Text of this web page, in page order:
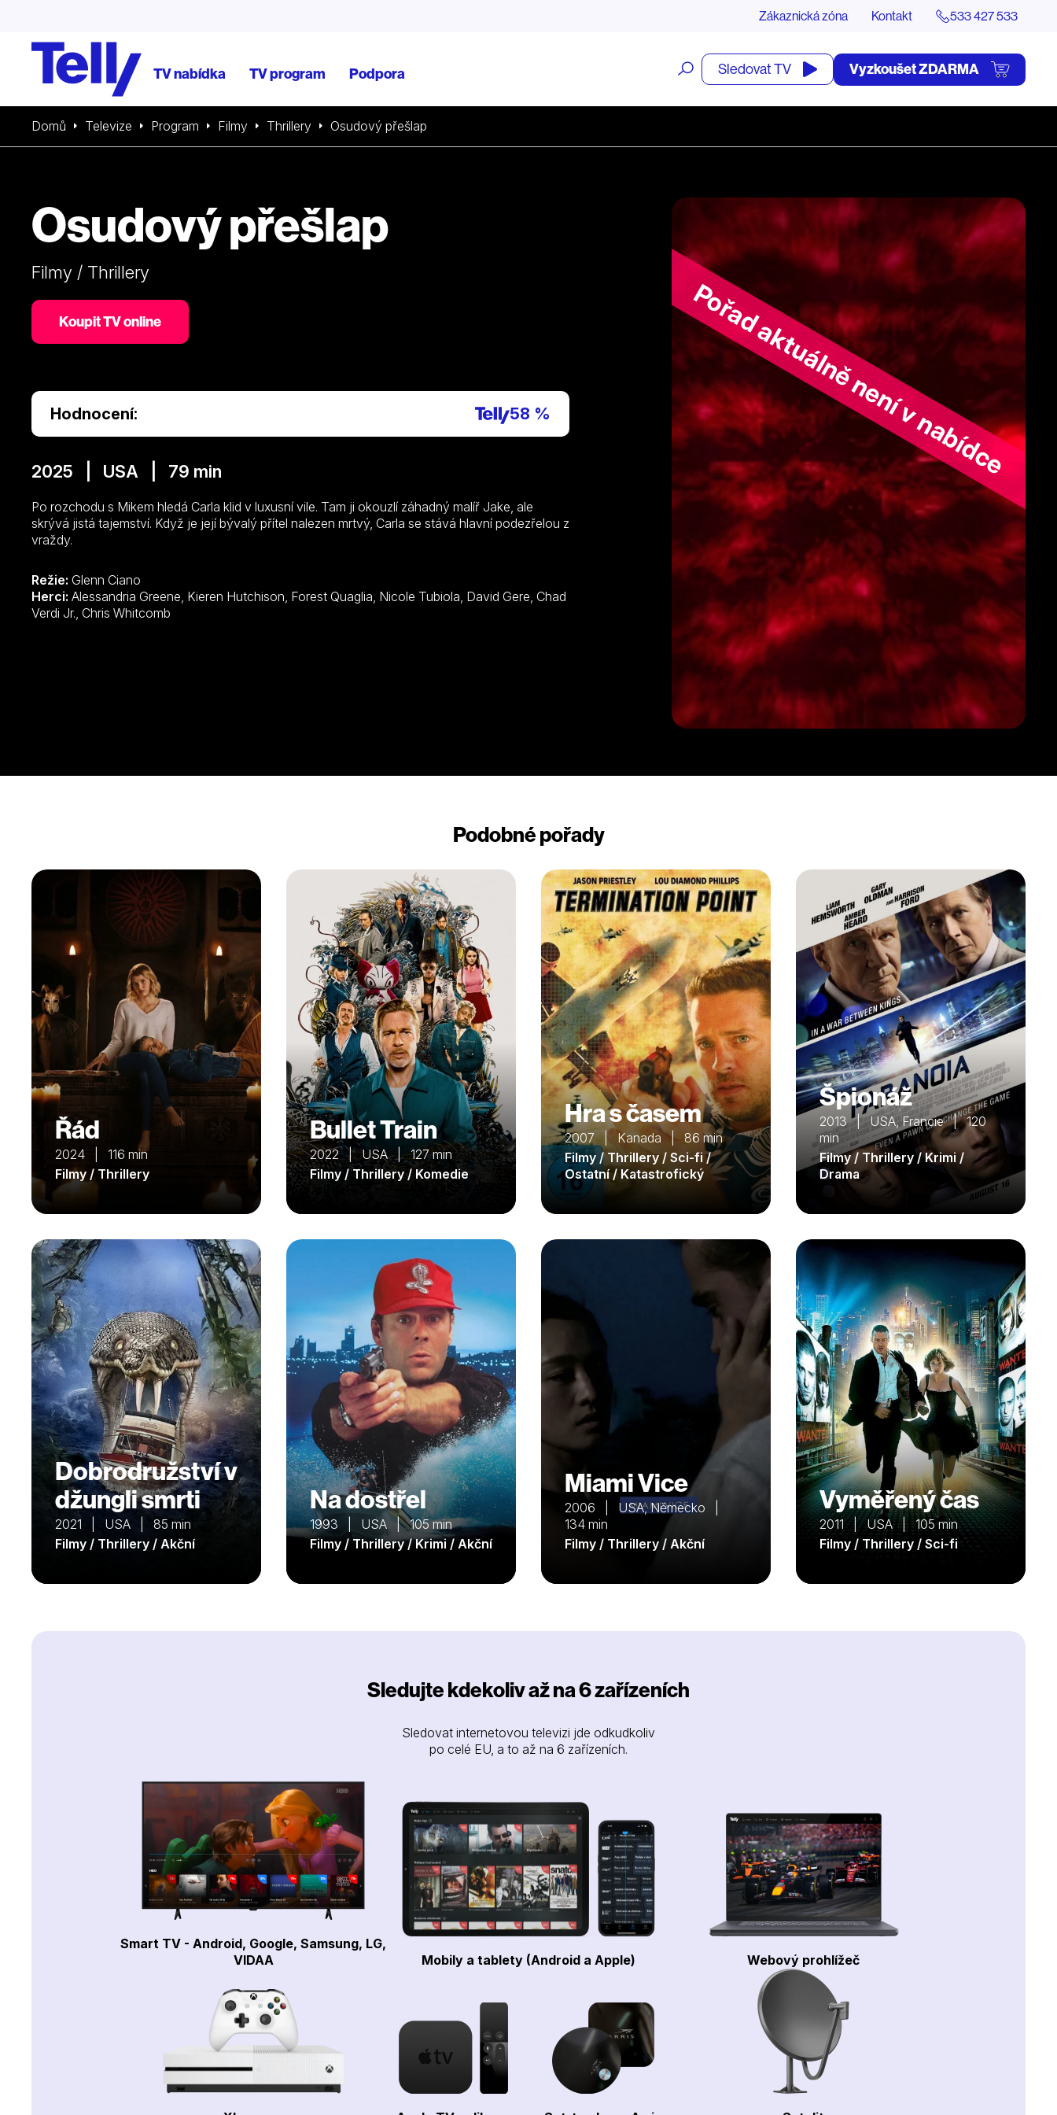
Zákaznická zóna Kontakt 533 427 533
TV nabídka TV program Podpora
Otevřít
vyhledávání
Sledovat TV Vyzkoušet ZDARMA
Domů Televize Program Filmy Thrillery Osudový přešlap
Pořad aktuálně není v nabídce
Osudový přešlap
Filmy / Thrillery
Koupit TV online
Hodnocení: 58 %
2025 | USA | 79 min
Po rozchodu s Mikem hledá Carla klid v luxusní vile. Tam ji okouzlí záhadný malíř Jake, ale
skrývá jistá tajemství. Když je její bývalý přítel nalezen mrtvý, Carla se stává hlavní podezřelou z
vraždy.
Režie: Glenn Ciano
Herci:
Verdi Jr., Chris Whitcomb
Podobné pořady
Řád
2024 | 116 min
Filmy / Thrillery
Bullet Train
2022 | USA | 127 min
Filmy / Thrillery / Komedie
Hra s časem
2007 | Kanada | 86 min
Filmy / Thrillery / Sci-fi /
Ostatní / Katastrofický
Špionáž
2013 | USA, Francie | 120
min
Filmy / Thrillery / Krimi /
Drama
Dobrodružství v
džungli smrti
2021 | USA | 85 min
Filmy / Thrillery / Akční
Na dostřel
1993 | USA | 105 min
Filmy / Thrillery / Krimi / Akční
Miami Vice
2006 | USA, Německo |
134 min
Filmy / Thrillery / Akční
Vyměřený čas
2011 | USA | 105 min
Filmy / Thrillery / Sci-fi
Sledujte kdekoliv až na 6 zařízeních
Sledovat internetovou televizi jde odkudkoliv
po celé EU, a to až na 6 zařízeních.
Smart TV - Android, Google, Samsung, LG,
VIDAA
Mobily a tablety (Android a Apple) Webový prohlížeč